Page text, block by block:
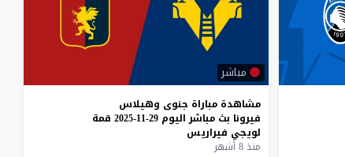
مباشر
مشاهدة مباراة جنوى وهيلاس
فيرونا بث مباشر اليوم 29-11-2025
قمة
لويجي فيراريس
منذ 8 أشهر